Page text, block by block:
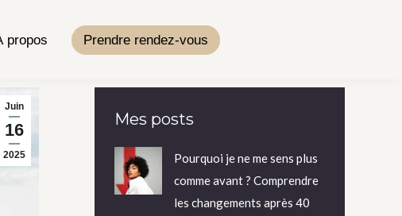
propos Prendre rendez-vous
Juin
16
2025
Mes posts
Pourquoi je ne me sens plus
comme avant ? Comprendre
les changements après 40